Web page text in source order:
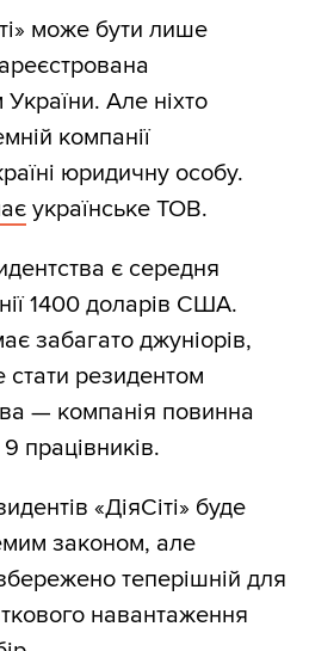
може бути лише
Але ніхто
компанії
юридичну особу.
українське ТОВ.
є середня
1400 доларів США.
забагато джуніорів,
резидентом
— компанія повинна
працівників.
«ДіяСіті» буде
законом, але
теперішній для
навантаження